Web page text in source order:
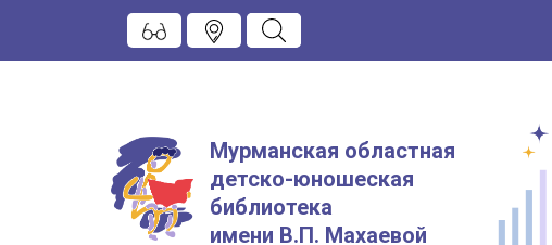
Мурманская областная
детско-юношеская
библиотека
имени В.П. Махаевой